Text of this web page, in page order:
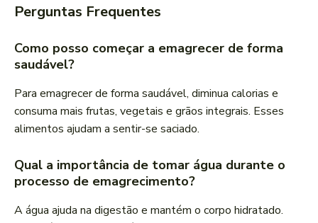
Perguntas Frequentes
Como posso começar a emagrecer de forma
saudável?
Para emagrecer de forma saudável, diminua calorias e
consuma mais frutas, vegetais e grãos integrais. Esses
alimentos ajudam a sentir-se saciado.
Qual a importância de tomar água durante o
processo de emagrecimento?
A água ajuda na digestão e mantém o corpo hidratado.